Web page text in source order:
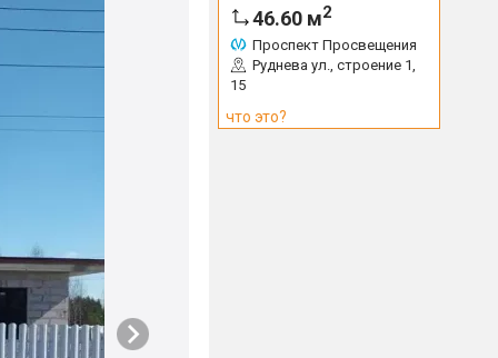
46.60 м2
Проспект Просвещения
Руднева ул., строение 1,
15
что это?